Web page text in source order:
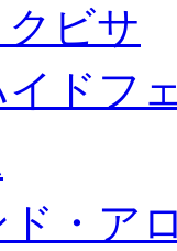
ビサ
ドフ
・ア